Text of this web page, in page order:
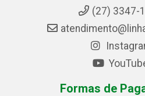
(27) 3347-
Formas de